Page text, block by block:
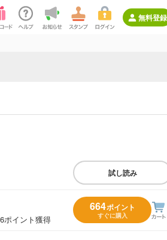
無料登録
試し読み
6ポイント獲得
664ポイント
すぐに購入